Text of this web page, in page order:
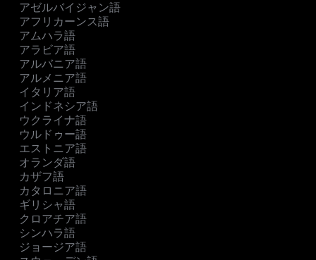
アゼルバイジャン語
アフリカーンス語
アムハラ語
アラビア語
アルバニア語
アルメニア語
イタリア語
インドネシア語
ウクライナ語
ウルドゥー語
エストニア語
オランダ語
カザフ語
カタロニア語
ギリシャ語
クロアチア語
シンハラ語
ジョージア語